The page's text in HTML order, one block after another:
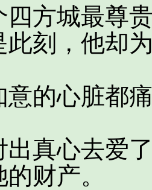
城最尊贵
此刻，他却
心脏都痛
心去爱了
财产。